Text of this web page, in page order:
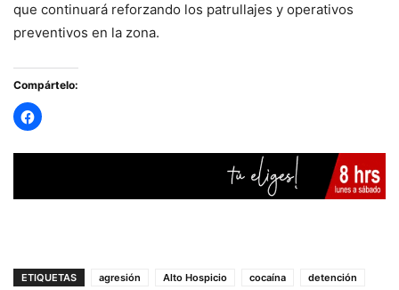
que continuará reforzando los patrullajes y operativos
preventivos en la zona.
Compártelo:
ETIQUETAS agresión Alto Hospicio cocaína
detención